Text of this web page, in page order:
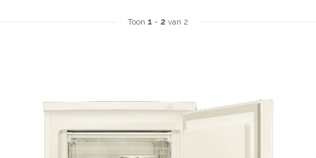
Toon 1 - 2 van 2